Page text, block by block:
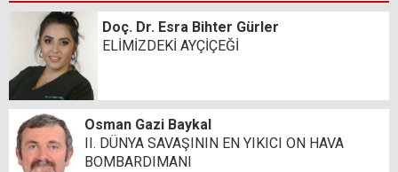
Doç. Dr. Esra Bihter Gürler
ELİMİZDEKİ AYÇİÇEĞİ
Osman Gazi Baykal
II. DÜNYA SAVAŞININ EN YIKICI ON HAVA
BOMBARDIMANI